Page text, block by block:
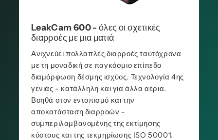
LeakCam 600 - όλες οι σχετικές
διαρροές με μια ματιά
Ανιχνεύει πολλαπλές διαρροές ταυτόχρονα
με τη μοναδική σε παγκόσμιο επίπεδο
διαμόρφωση δέσμης ισχύος. Τεχνολογία 4ης
γενιάς - κατάλληλη και για άλλα αέρια.
Βοηθά στον εντοπισμό και την
αποκατάσταση διαρροών -
συμπεριλαμβανομένης της εκτίμησης
κόστους και της τεκμηρίωσης ISO 50001.